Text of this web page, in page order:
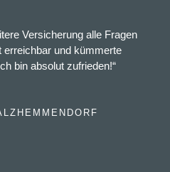
Versicherung alle Fragen
erreichbar und kümmerte
bin absolut zufrieden!“